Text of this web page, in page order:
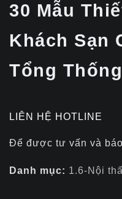
30 Mẫu
Khách Sạn
Tổng Thống
LIÊN HỆ HOTLINE
Để được tư vấn và
Danh mục: 1.6-Nội